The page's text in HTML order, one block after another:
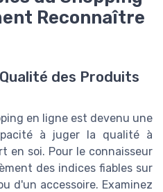
Reconnaître
des Produits
en ligne est devenu une
à juger la qualité à
en soi. Pour le connaisseur
des indices fiables sur
d'un accessoire. Examinez